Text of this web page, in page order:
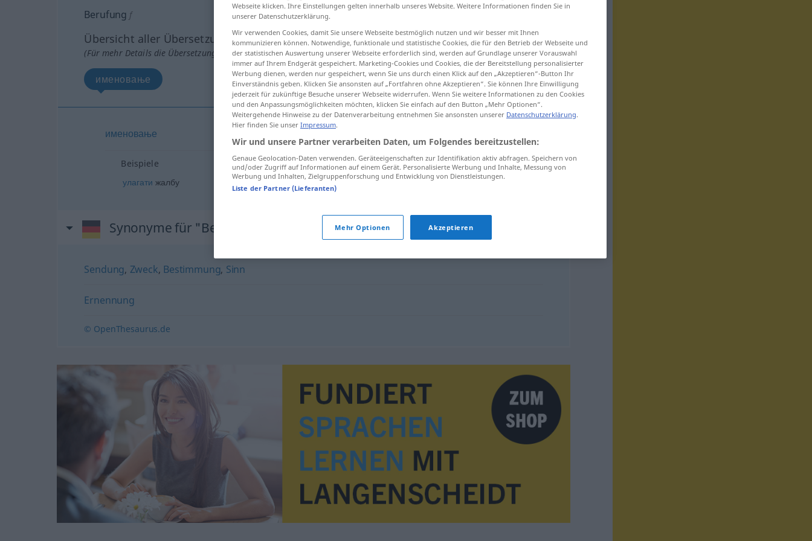
Berufung f
Übersicht aller Übersetzungen
(Für mehr Details die Übersetzung anklicken/antippen)
именовање
именовање
Beispiele
улагати жалбу Berufungeinlegen
Synonyme für "Berufung"
Sendung, Zweck, Bestimmung, Sinn
Ernennung
© OpenThesaurus.de
Webseite klicken. Ihre Einstellungen gelten innerhalb unseres Website. Weitere Informationen finden Sie in
unserer Datenschutzerklärung.
Wir verwenden Cookies, damit Sie unsere Webseite bestmöglich nutzen und wir besser mit Ihnen
kommunizieren können. Notwendige, funktionale und statistische Cookies, die für den Betrieb der Webseite und
der statistischen Auswertung unserer Webseite erforderlich sind, werden auf Grundlage unserer Vorauswahl
immer auf Ihrem Endgerät gespeichert. Marketing-Cookies und Cookies, die der Bereitstellung personalisierter
Werbung dienen, werden nur gespeichert, wenn Sie uns durch einen Klick auf den „Akzeptieren“-Button Ihr
Einverständnis geben. Klicken Sie ansonsten auf „Fortfahren ohne Akzeptieren“. Sie können Ihre Einwilligung
jederzeit für zukünftige Besuche unserer Webseite widerrufen. Wenn Sie weitere Informationen zu den Cookies
und den Anpassungsmöglichkeiten möchten, klicken Sie einfach auf den Button „Mehr Optionen“.
Weitergehende Hinweise zu der Datenverarbeitung entnehmen Sie ansonsten unserer Datenschutzerklärung.
Hier finden Sie unser Impressum.
Wir und unsere Partner verarbeiten Daten, um Folgendes bereitzustellen:
Genaue Geolocation-Daten verwenden. Geräteeigenschaften zur Identifikation aktiv abfragen. Speichern von
und/oder Zugriff auf Informationen auf einem Gerät. Personalisierte Werbung und Inhalte, Messung von
Werbung und Inhalten, Zielgruppenforschung und Entwicklung von Dienstleistungen.
Liste der Partner (Lieferanten)
Mehr Optionen Akzeptieren